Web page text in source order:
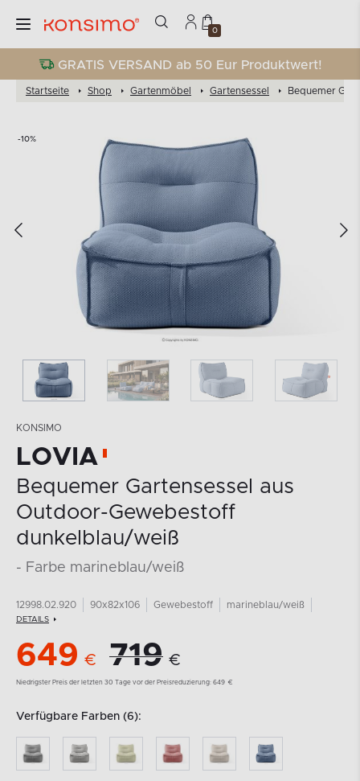
0
GRATIS VERSAND ab 50 Eur Produktwert!
Startseite Shop Gartenmöbel Gartensessel Bequemer
-10%
KONSIMO
LOVIA
Bequemer Gartensessel aus
Outdoor-Gewebestoff
dunkelblau/weiß
- Farbe marineblau/weiß
12998.02.920 90x82x106 Gewebestoff marineblau/weiß
DETAILS
649 € 719 €
Niedrigster Preis der letzten 30 Tage vor der Preisreduzierung: 649 €
Verfügbare Farben (6):